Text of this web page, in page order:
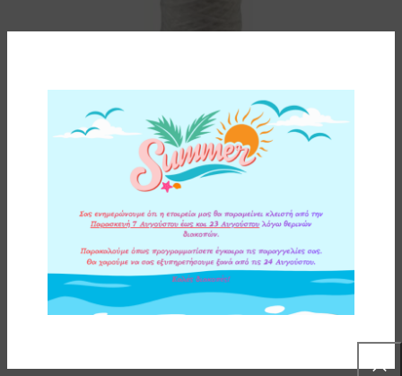
ΑΝΤΑΛΛΑΚΤΙΚΟ ΦΙΛΤΡΟ ΝΗΜΑΤΟΣ ATLAS FILTRI FA-10
SX 25μm
3,00€
ΠΡΟΣΘΗΚΗ ΣΤΟ ΚΑΛΑΘΙ